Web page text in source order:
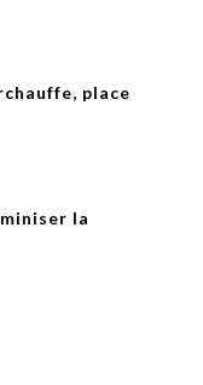
place
la